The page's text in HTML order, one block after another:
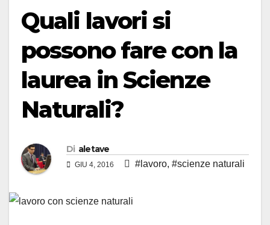
Quali lavori si
possono fare con la
laurea in Scienze
Naturali?
Di aletave
GIU 4, 2016 #lavoro, #scienze naturali